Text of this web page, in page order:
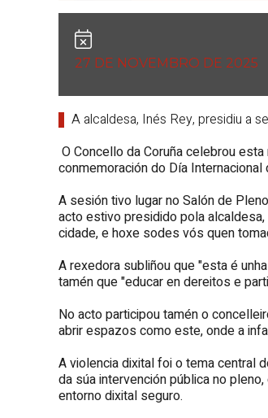
27 DE NOVEMBRO DE 2025
A alcaldesa, Inés Rey, presidiu a
O Concello da Coruña celebrou
conmemoración do Día
A sesión tivo lugar no Salón de
acto estivo presidido pola
cidade, e hoxe sodes vós quen
A rexedora subliñou que "esta é
tamén que "educar en dereitos e
No acto participou tamén o
abrir espazos como este, onde a
A violencia dixital foi o tema central
da súa intervención pública no
entorno dixital seguro.